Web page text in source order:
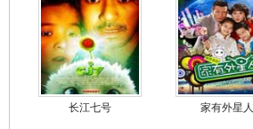
长江七号 家有外星人